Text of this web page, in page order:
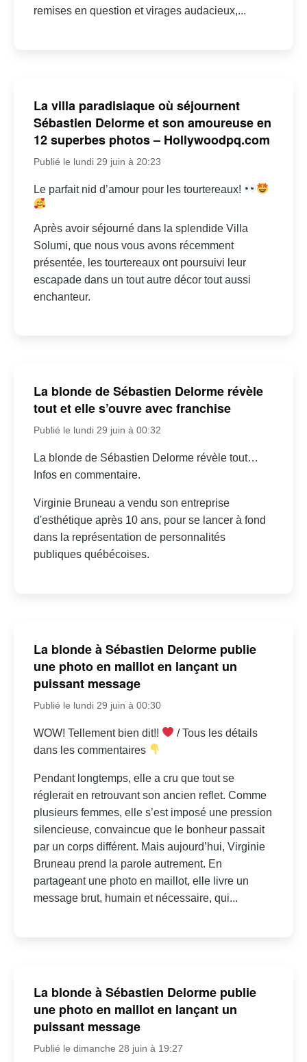
remises en question et virages audacieux,...
La villa paradisiaque où séjournent
Sébastien Delorme et son amoureuse en
12 superbes photos – Hollywoodpq.com
Publié le lundi 29 juin à 20:23
Le parfait nid d’amour pour les tourtereaux!
Après avoir séjourné dans la splendide Villa
Solumi, que nous vous avons récemment
présentée, les tourtereaux ont poursuivi leur
escapade dans un tout autre décor tout aussi
enchanteur.
La blonde de Sébastien Delorme révèle
tout et elle s’ouvre avec franchise
Publié le lundi 29 juin à 00:32
La blonde de Sébastien Delorme révèle tout…
Infos en commentaire.
Virginie Bruneau a vendu son entreprise
d'esthétique après 10 ans, pour se lancer à fond
dans la représentation de personnalités
publiques québécoises.
La blonde à Sébastien Delorme publie
une photo en maillot en lançant un
puissant message
Publié le lundi 29 juin à 00:30
WOW! Tellement bien dit!!
/ Tous les détails
dans les commentaires
Pendant longtemps, elle a cru que tout se
réglerait en retrouvant son ancien reflet. Comme
plusieurs femmes, elle s’est imposé une pression
silencieuse, convaincue que le bonheur passait
par un corps différent. Mais aujourd’hui, Virginie
Bruneau prend la parole autrement. En
partageant une photo en maillot, elle livre un
message brut, humain et nécessaire, qui...
La blonde à Sébastien Delorme publie
une photo en maillot en lançant un
puissant message
Publié le dimanche 28 juin à 19:27